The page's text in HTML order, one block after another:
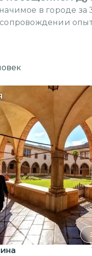
в городе за